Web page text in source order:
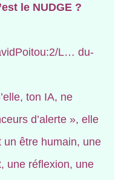
le NUDGE ?
L… du-
ton IA, ne
d’alerte », elle
un être humain, une
une réflexion, une